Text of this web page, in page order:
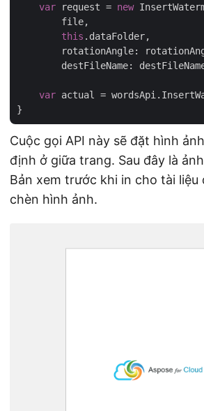
var request = new
        file,
this .dataFolder,
rotationAngle:
destFileName:
var actual =
Cuộc gọi API này sẽ đặt hình
định ở giữa trang. Sau đây là
Bản xem trước khi in cho tài liệu
chèn hình ảnh.